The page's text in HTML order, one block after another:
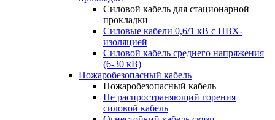
Силовой кабель для стационарной
прокладки
Силовые кабели 0,6/1 кВ с ПВХ-
изоляцией
Силовой кабель среднего напряжения
(6-30 кВ)
Пожаробезопасный кабель
Пожаробезопасный кабель
Не распространяющий горения
силовой кабель